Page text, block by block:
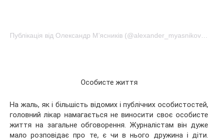
Особисте життя
На жаль, як і більшість відомих і публічних особистостей,
головний лікар намагається не виносити своє особисте
життя на загальне обговорення. Журналістам він дуже
мало розповідає про те, є чи в нього дружина і діти.